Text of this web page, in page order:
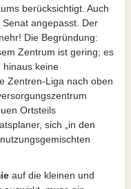
berücksichtigt. Auch
angepasst. Der
Die Begründung:
Zentrum ist gering; es
hinaus keine
Zentren-Liga nach oben
Ortsteils
sich „in den
auf die kleinen und